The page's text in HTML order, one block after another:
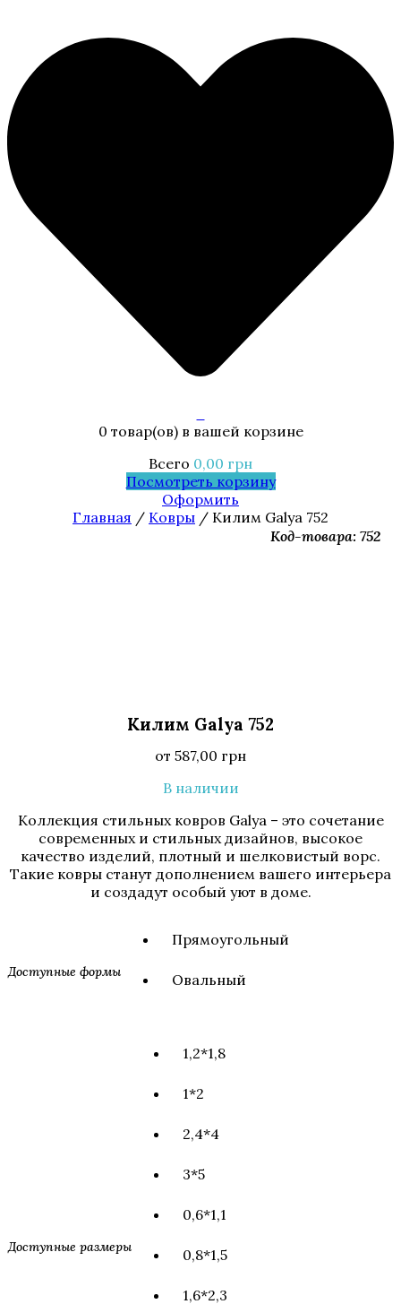
0 товар(ов)в вашей корзине
Всего 0,00 грн
Посмотреть корзину
Оформить
Главная / Ковры / Килим Galya 752
Код-товара: 752
Килим Galya 752
от 587,00 грн
В наличии
Коллекция стильных ковров Galya – это сочетание
современных и стильных дизайнов, высокое
качество изделий, плотный и шелковистый ворс.
Такие ковры станут дополнением вашего интерьера
и создадут особый уют в доме.
Доступные формы
Прямоугольный
Овальный
Доступные размеры
1,2*1,8
1*2
2,4*4
3*5
0,6*1,1
0,8*1,5
1,6*2,3